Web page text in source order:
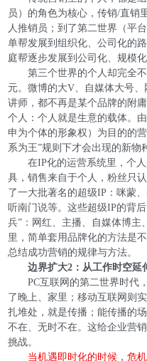
员）的角色为核心，传销/直销
人推销员；到了第二世界（平
单帮发展到组织化、公司化的
庭帮逐步发展到公司化、规模化
第三个世界的个人却完全不
元。微博的大V、自媒体大号
讲师，都不再是某个品牌的附
个人：个人就是生意的载体。
申为个体的形象权）为目的的
系为王”规则下才会出现的新物
在IP化的运营系统里，个人
具，销售来自于个人，粉丝只
了一大批著名的超级IP：咪蒙
听南门说等。这些超级IP的背
兵”：网红、主播、自媒体博主
里，简单套用品牌化的方法是
总结成功营销的规律与方法。
边界扩大2：从工作时空延
PC互联网的第二世界时代，
了晚上、家里；移动互联网则
扎堆处，就是传播；能传播的
不在、无时不在。这给企业营
挑战。
当机遇即时化的时候，危